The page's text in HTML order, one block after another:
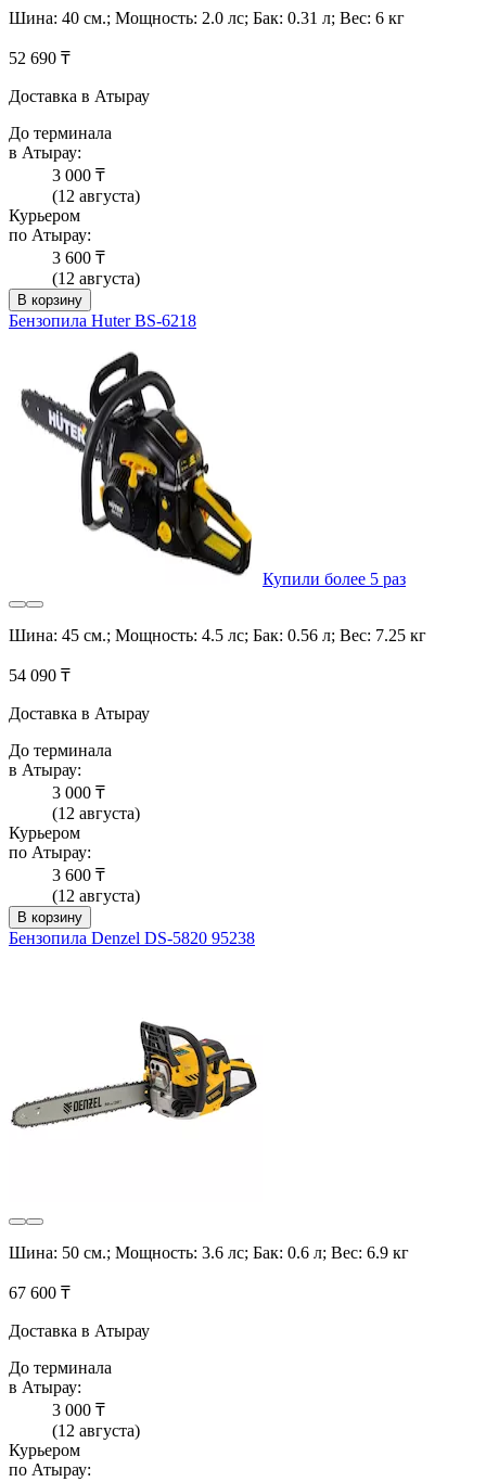
Шина: 40 см.; Мощность: 2.0 лс; Бак: 0.31 л; Вес: 6 кг
52 690 ₸
Доставка в Атырау
До терминала
в Атырау:
3 000 ₸
(12 августа)
Курьером
по Атырау:
3 600 ₸
(12 августа)
В корзину
Бензопила Huter BS-6218
Купили более 5 раз
Шина: 45 см.; Мощность: 4.5 лс; Бак: 0.56 л; Вес: 7.25 кг
54 090 ₸
Доставка в Атырау
До терминала
в Атырау:
3 000 ₸
(12 августа)
Курьером
по Атырау:
3 600 ₸
(12 августа)
В корзину
Бензопила Denzel DS-5820 95238
Шина: 50 см.; Мощность: 3.6 лс; Бак: 0.6 л; Вес: 6.9 кг
67 600 ₸
Доставка в Атырау
До терминала
в Атырау:
3 000 ₸
(12 августа)
Курьером
по Атырау: